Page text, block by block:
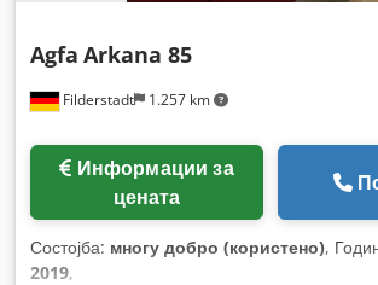
Filderstadt 1.257 km
Agfa Arkana 85
цената
Состојба: многу добро (користено),
2019,